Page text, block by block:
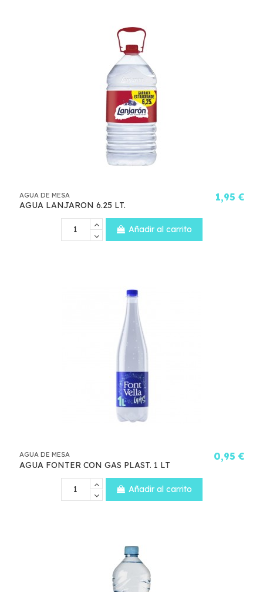
AGUA DE MESA
AGUA LANJARON 6.25 LT.
1,95 €
Añadir al carrito
AGUA DE MESA
AGUA FONTER CON GAS PLAST. 1 LT
0,95 €
Añadir al carrito